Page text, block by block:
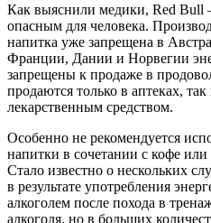
Как выяснили медики, Red Bull
опасным для человека.
напитка уже запрещена в
Франции, Дании и Норвегии
запрещены к продаже в
продаются только в аптеках,
лекарственным средством.
Особенно не рекомендуется
напитки в сочетании с кофе
Стало известно о нескольких
в результате употребления
алкоголем после похода в
алкоголя, но в больших